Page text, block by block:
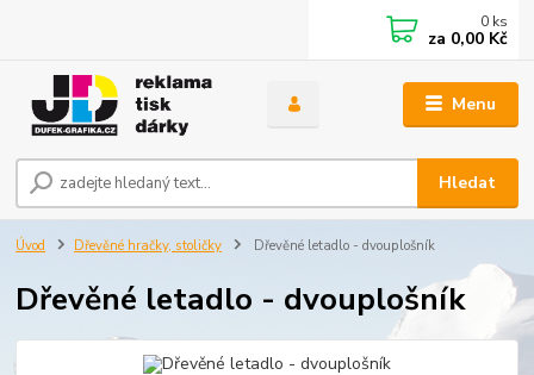
Menu
Hledat
0 ks
za 0,00 Kč
Úvod Dřevěné hračky, stoličky Dřevěné letadlo - dvouplošník
Dřevěné letadlo - dvouplošník